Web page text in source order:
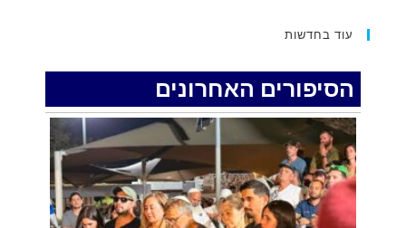
סיני
.
רכב התנגש במעקה בטיחות בכביש 90 בסמוך
לעין חצבה. פצועים
עוד בחדשות
הסיפורים האחרונים